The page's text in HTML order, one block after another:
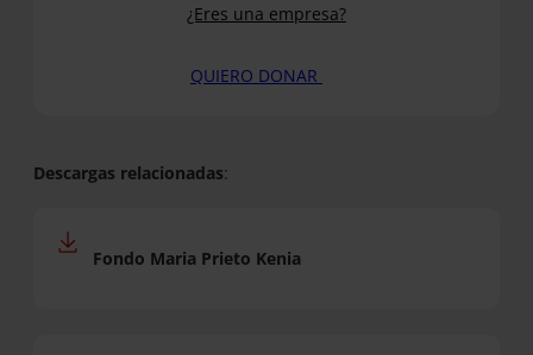
¿Eres una empresa?
QUIERO DONAR
Descargas relacionadas:
Fondo Maria Prieto Kenia